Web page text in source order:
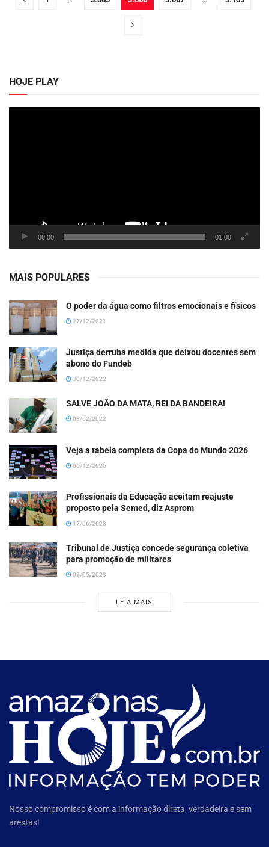
HOJE PLAY
00:00 01:00
MAIS POPULARES
O poder da água como filtros emocionais e físicos
27/12/2021
Justiça derruba medida que deixou docentes sem
abono do Fundeb
30/12/2022
SALVE JOÃO DA MATA, REI DA BANDEIRA!
08/02/2022
Veja a tabela completa da Copa do Mundo 2026
06/12/2025
Profissionais da Educação aceitam reajuste
proposto pela Semed, diz Asprom
17/06/2023
Tribunal de Justiça concede segurança coletiva
para promoção de militares
02/05/2023
LEIA MAIS
Nosso compromisso é com a informação direta, verdadeira e sem
arestas!